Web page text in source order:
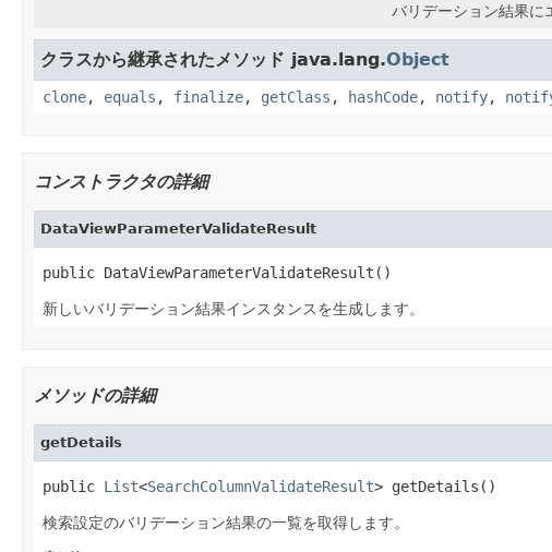
バリデーション結果に
クラスから継承されたメソッド java.lang.Object
clone, equals , finalize, getClass , hashCode, notify,
コンストラクタの詳細
DataViewParameterValidateResult
public DataViewParameterValidateResult()
新しいバリデーション結果インスタンスを生成します。
メソッドの詳細
getDetails
public List<SearchColumnValidateResult> getDetails()
検索設定のバリデーション結果の一覧を取得します。